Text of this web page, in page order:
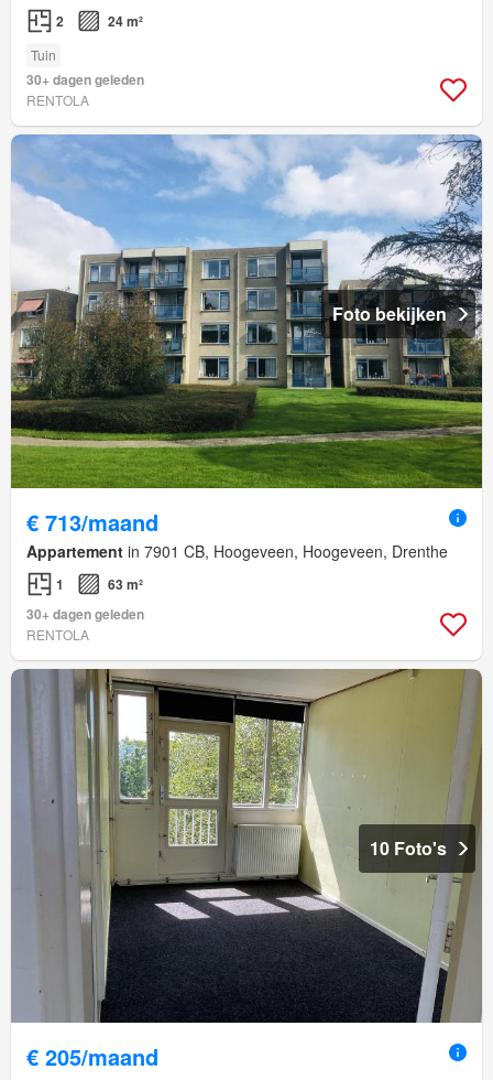
2 24 m²
Tuin
30+ dagen geleden
RENTOLA
Foto bekijken
€ 713/maand
Appartement in 7901 CB, Hoogeveen, Hoogeveen, Drenthe
1
63 m²
30+ dagen geleden
RENTOLA
10 Foto's
€ 205/maand